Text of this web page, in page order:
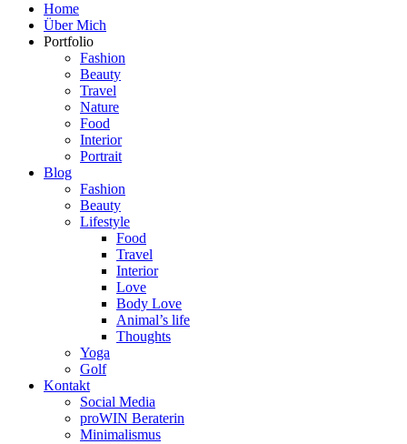
Home
Über Mich
Portfolio
Fashion
Beauty
Travel
Nature
Food
Interior
Portrait
Blog
Fashion
Beauty
Lifestyle
Food
Travel
Interior
Love
Body Love
Animal’s life
Thoughts
Yoga
Golf
Kontakt
Social Media
proWIN Beraterin
Minimalismus